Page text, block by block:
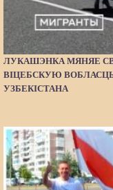
ЛУКАШЭНКА МЯНЯЕ
ВІЦЕБСКУЮ
УЗБЕКІСТАНА